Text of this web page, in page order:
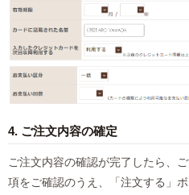
4. ご注文内容の確定
ご注文内容の確認が完了したら、
項をご確認のうえ、「注文する」